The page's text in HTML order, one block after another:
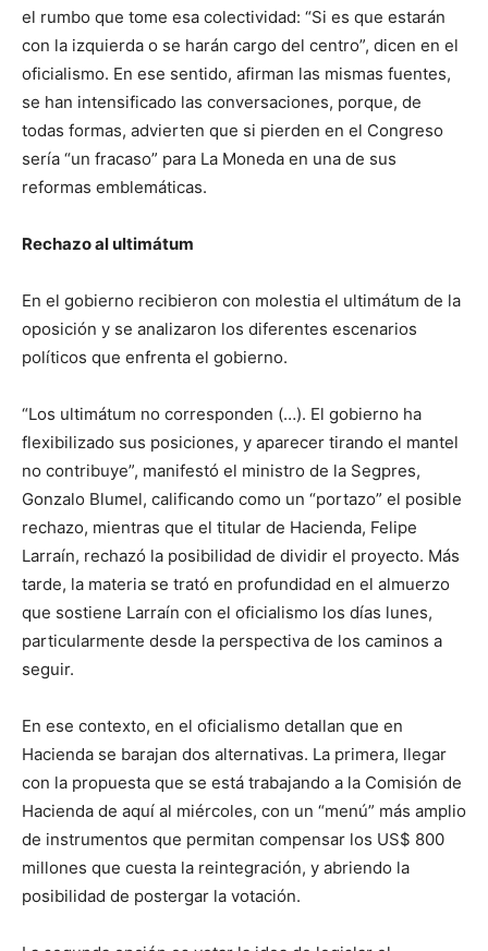
el rumbo que tome esa colectividad: “Si es que estarán
con la izquierda o se harán cargo del centro”, dicen en el
oficialismo. En ese sentido, afirman las mismas fuentes,
se han intensificado las conversaciones, porque, de
todas formas, advierten que si pierden en el Congreso
sería “un fracaso” para La Moneda en una de sus
reformas emblemáticas.
Rechazo al ultimátum
En el gobierno recibieron con molestia el ultimátum de la
oposición y se analizaron los diferentes escenarios
políticos que enfrenta el gobierno.
“Los ultimátum no corresponden (…). El gobierno ha
flexibilizado sus posiciones, y aparecer tirando el mantel
no contribuye”, manifestó el ministro de la Segpres,
Gonzalo Blumel, calificando como un “portazo” el posible
rechazo, mientras que el titular de Hacienda, Felipe
Larraín, rechazó la posibilidad de dividir el proyecto. Más
tarde, la materia se trató en profundidad en el almuerzo
que sostiene Larraín con el oficialismo los días lunes,
particularmente desde la perspectiva de los caminos a
seguir.
En ese contexto, en el oficialismo detallan que en
Hacienda se barajan dos alternativas. La primera, llegar
con la propuesta que se está trabajando a la Comisión de
Hacienda de aquí al miércoles, con un “menú” más amplio
de instrumentos que permitan compensar los US$ 800
millones que cuesta la reintegración, y abriendo la
posibilidad de postergar la votación.